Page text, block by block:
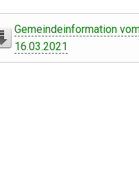
in Oberdorf
Gemeindeinformation
16.03.2021